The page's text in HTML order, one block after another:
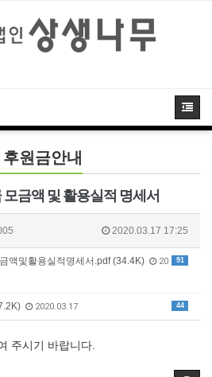
원금안내
금액 및 활용실적 명세서
2020.03.17 17:25
91
액및활용실적명세서.pdf (34.4K)
20
44
2020.03.17
주시기 바랍니다.